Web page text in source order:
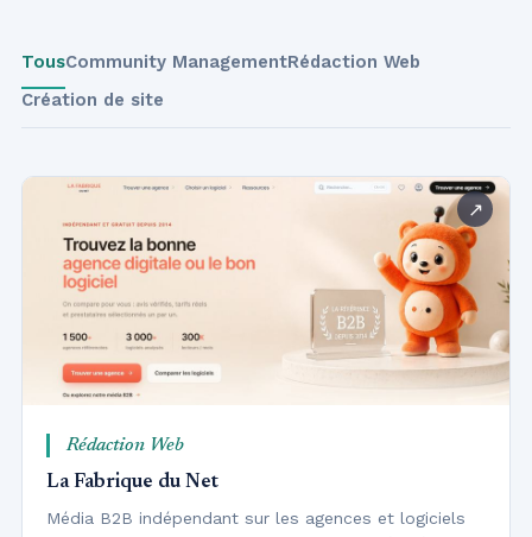
TousCommunity ManagementRédaction Web
Création de site
Rédaction Web
La Fabrique du Net
Média B2B indépendant sur les agences et logiciels